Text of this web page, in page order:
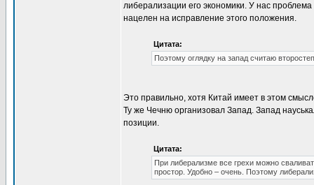
либерализации его экономики. У нас
нацелен на исправление этого положения.
Цитата:
Поэтому оглядку на запад считаю
Это правильно, хотя Китай имеет в этом
Ту же Чечню организовал Запад. Запад
позиции.
Цитата:
При либерализме все грехи можно
простор. Удобно – очень. Поэтому